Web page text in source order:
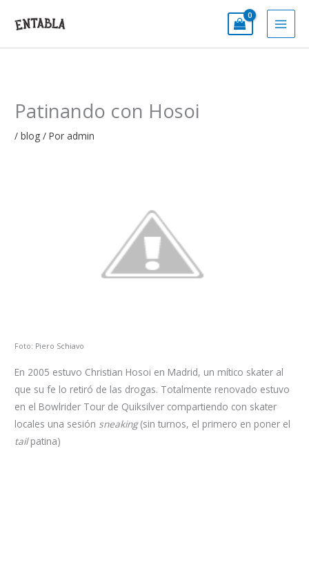
Patinando con Hosoi
/blog / Por admin
Foto: Piero Schiavo
En 2005 estuvo Christian Hosoi en Madrid, un mítico skater al
que su fe lo retiró de las drogas. Totalmente renovado estuvo
en el Bowlrider Tour de Quiksilver compartiendo con skater
locales una sesión sneaking(sin turnos, el primero en poner el
tailpatina)